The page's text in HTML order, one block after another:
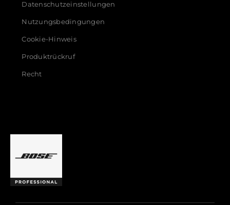
Datenschutzeinstellungen
Nutzungsbedingungen
Cookie-Hinweis
Produktrückruf
Recht